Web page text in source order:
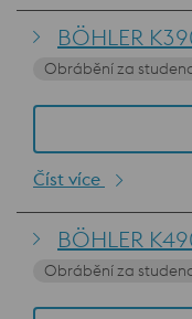
BÖHLER
Obrábění za
Číst více
BÖHLER
Obrábění za